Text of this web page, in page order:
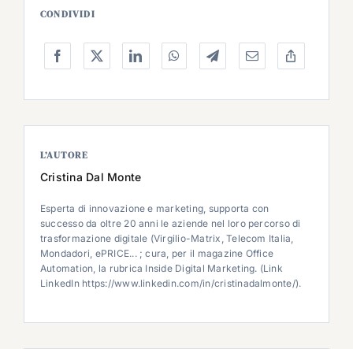
CONDIVIDI
L’AUTORE
Cristina Dal Monte
Esperta di innovazione e marketing, supporta con
successo da oltre 20 anni le aziende nel loro percorso di
trasformazione digitale (Virgilio-Matrix, Telecom Italia,
Mondadori, ePRICE... ; cura, per il magazine Office
Automation, la rubrica Inside Digital Marketing. (Link
LinkedIn https://www.linkedin.com/in/cristinadalmonte/).